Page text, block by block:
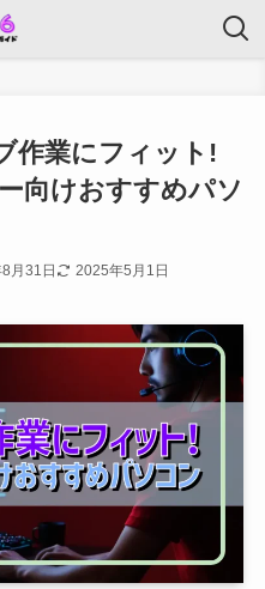
作業にフィット!
向けおすすめパソ
月31日 2025年5月1日